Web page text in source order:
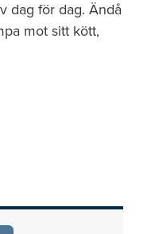
dag för dag. Ändå
mot sitt kött,